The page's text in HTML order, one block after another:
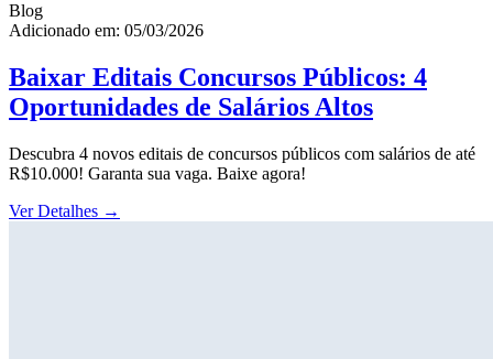
Blog
Adicionado em: 05/03/2026
Baixar Editais Concursos Públicos: 4
Oportunidades de Salários Altos
Descubra 4 novos editais de concursos públicos com salários de até
R$10.000! Garanta sua vaga. Baixe agora!
Ver Detalhes →